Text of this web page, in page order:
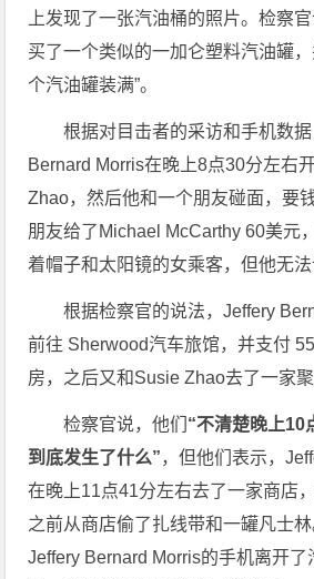
上发现了一张汽油桶的照片。检察
买了一个类似的一加仑塑料汽油罐
个汽油罐装满”。
根据对目击者的采访和手机数
Bernard Morris在晚上8点30分左右
Zhao，然后他和一个朋友碰面，要
朋友给了Michael McCarthy 60美元
着帽子和太阳镜的女乘客，但他无法
根据检察官的说法，Jeffery
前往 Sherwood汽车旅馆，并支付
房，之后又和Susie Zhao去了一家聚
检察官说，他们 “不清楚晚上10
到底发生了什么”，但他们表示，
在晚上11点41分左右去了一家商店
之前从商店偷了扎线带和一罐凡士林
Jeffery Bernard Morris的手机离开